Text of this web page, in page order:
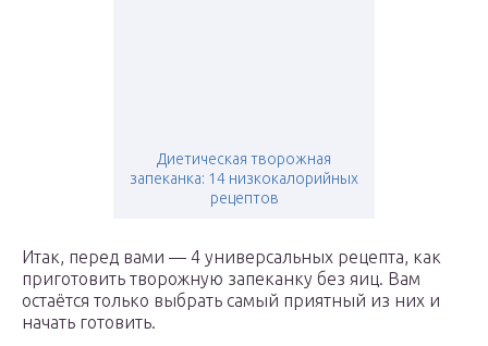
Диетическая творожная
запеканка: 14 низкокалорийных
рецептов
Итак, перед вами — 4 универсальных рецепта, как
приготовить творожную запеканку без яиц. Вам
остаётся только выбрать самый приятный из них и
начать готовить.